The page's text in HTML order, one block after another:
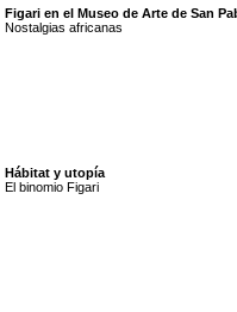
Figari en el Museo de Arte de San
Nostalgias africanas
Hábitat y utopía
El binomio Figari